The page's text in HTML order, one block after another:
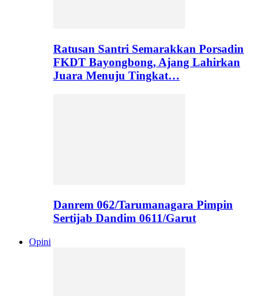
Ratusan Santri Semarakkan Porsadin
FKDT Bayongbong, Ajang Lahirkan
Juara Menuju Tingkat…
Danrem 062/Tarumanagara Pimpin
Sertijab Dandim 0611/Garut
Opini